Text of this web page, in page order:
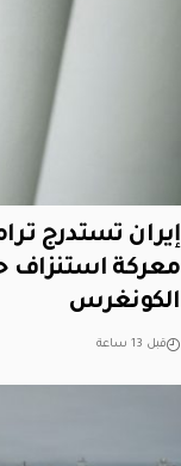
إيران تستدرج
معركة استنزاف
الكونغرس
قبل 13 ساعة